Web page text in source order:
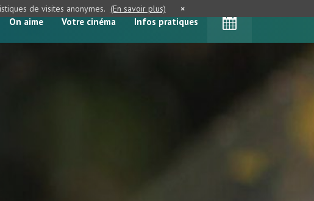
On aime Votre cinéma Infos pratiques
de visites anonymes. (En savoir plus) ×